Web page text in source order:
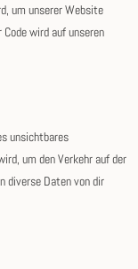
um unserer Website
wird auf unseren
unsichtbares
um den Verkehr auf der
diverse Daten von dir